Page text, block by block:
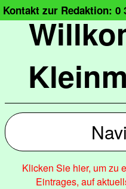
Kontakt zur Redaktion: 0
Klicken Sie hier, um zu
Eintrages, auf